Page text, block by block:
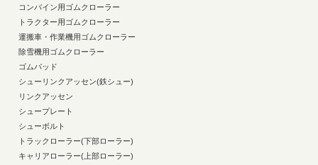
コンバイン用ゴムクローラー
トラクター用ゴムクローラー
運搬車・作業機用ゴムクローラー
除雪機用ゴムクローラー
ゴムパッド
シューリンクアッセン(鉄シュー)
リンクアッセン
シュープレート
シューボルト
トラックローラー(下部ローラー)
キャリアローラー(上部ローラー)